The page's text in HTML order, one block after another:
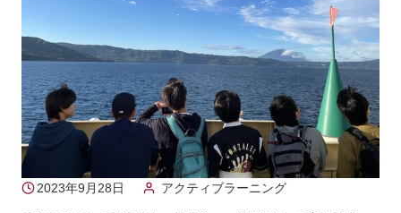
2023年9月28日 アクティブラーニング